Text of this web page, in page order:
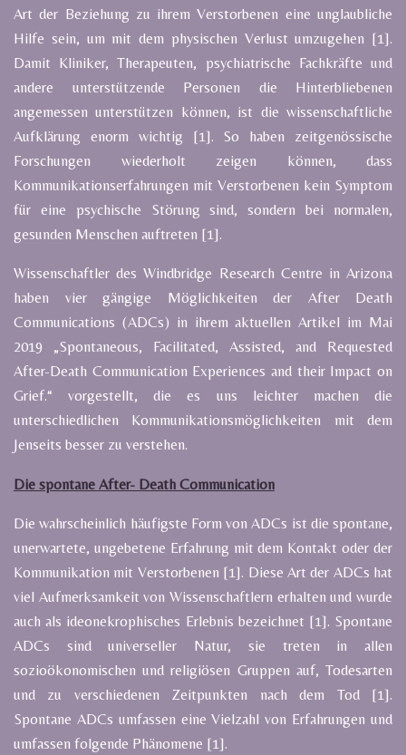
Art der Beziehung zu ihrem Verstorbenen eine unglaubliche
Hilfe sein, um mit dem physischen Verlust umzugehen [1].
Damit Kliniker, Therapeuten, psychiatrische Fachkräfte und
andere unterstützende Personen die Hinterbliebenen
angemessen unterstützen können, ist die wissenschaftliche
Aufklärung enorm wichtig [1]. So haben zeitgenössische
Forschungen wiederholt zeigen können, dass
Kommunikationserfahrungen mit Verstorbenen kein Symptom
für eine psychische Störung sind, sondern bei normalen,
gesunden Menschen auftreten [1].
Wissenschaftler des Windbridge Research Centre in Arizona
haben vier gängige Möglichkeiten der After Death
Communications (ADCs) in ihrem aktuellen Artikel im Mai
2019 „Spontaneous, Facilitated, Assisted, and Requested
After-Death Communication Experiences and their Impact on
Grief.“ vorgestellt, die es uns leichter machen die
unterschiedlichen Kommunikationsmöglichkeiten mit dem
Jenseits besser zu verstehen.
Die spontane After- Death Communication
Die wahrscheinlich häufigste Form von ADCs ist die spontane,
unerwartete, ungebetene Erfahrung mit dem Kontakt oder der
Kommunikation mit Verstorbenen [1]. Diese Art der ADCs hat
viel Aufmerksamkeit von Wissenschaftlern erhalten und wurde
auch als ideonekrophisches Erlebnis bezeichnet [1]. Spontane
ADCs sind universeller Natur, sie treten in allen
sozioökonomischen und religiösen Gruppen auf, Todesarten
und zu verschiedenen Zeitpunkten nach dem Tod [1].
Spontane ADCs umfassen eine Vielzahl von Erfahrungen und
umfassen folgende Phänomene [1].